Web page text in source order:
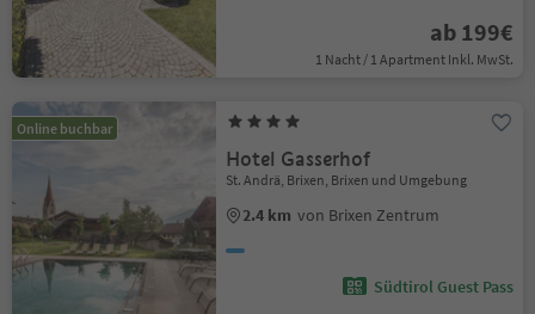
ab 199€
1 Nacht / 1 Apartment Inkl. MwSt.
Online buchbar
Hotel Gasserhof
St. Andrä, Brixen, Brixen und Umgebung
2.4 km von Brixen Zentrum
Südtirol Guest Pass